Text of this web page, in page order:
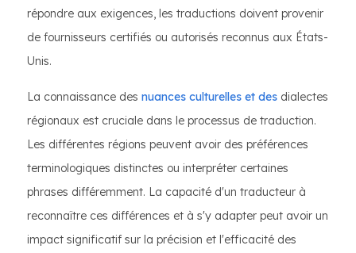
répondre aux exigences, les traductions doivent provenir
de fournisseurs certifiés ou autorisés reconnus aux États-
Unis.
La connaissance des nuances culturelles et des dialectes
régionaux est cruciale dans le processus de traduction.
Les différentes régions peuvent avoir des préférences
terminologiques distinctes ou interpréter certaines
phrases différemment. La capacité d'un traducteur à
reconnaître ces différences et à s'y adapter peut avoir un
impact significatif sur la précision et l'efficacité des